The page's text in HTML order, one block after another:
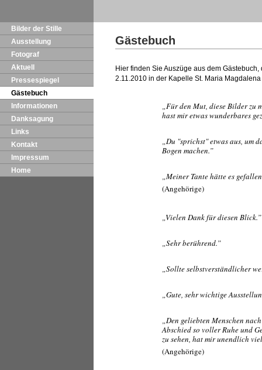
Bilder der Stille
Ausstellung
Fotograf
Aktuell
Pressespiegel
Gästebuch
Informationen
Danksagung
Links
Kontakt
Impressum
Home
Gästebuch
Hier finden Sie Auszüge aus dem
2.11.2010 in der Kapelle St. Maria
„Für den Mut, diese Bilder zu
hast mir etwas wunderbares
„Du "sprichst" etwas aus, um
Bogen machen.”
„Meiner Tante hätte es
(Angehörige)
„Vielen Dank für diesen Blick.”
„Sehr berührend.”
„Sollte selbstverständlicher
„Gute, sehr wichtige
„Den geliebten Menschen
Abschied so voller Ruhe und
zu sehen, hat mir unendlich
(Angehörige)